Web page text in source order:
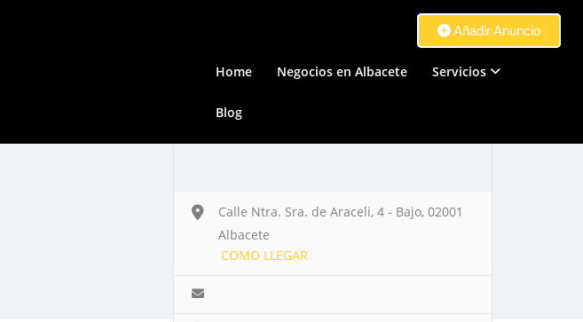
Añadir Anuncio
Home Negocios en Albacete Servicios
Blog
Calle Ntra. Sra. de Araceli, 4 - Bajo, 02001
Albacete
COMO LLEGAR